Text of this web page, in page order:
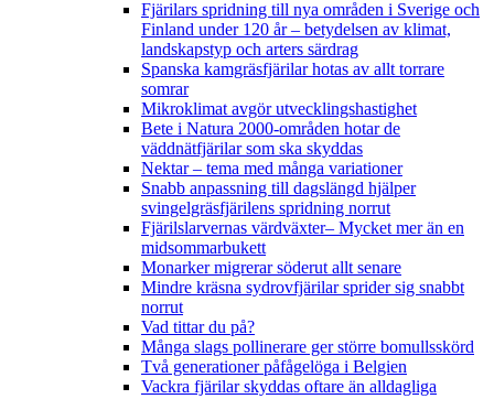
Fjärilars spridning till nya områden i Sverige och
Finland under 120 år– betydelsen av klimat,
landskapstyp och arters särdrag
Spanska kamgräsfjärilar hotas av allt torrare
somrar
Mikroklimat avgör utvecklingshastighet
Bete i Natura 2000-områden hotar de
väddnätfjärilar som ska skyddas
Nektar – tema med många variationer
Snabb anpassning till dagslängd hjälper
svingelgräsfjärilens spridning norrut
Fjärilslarvernas värdväxter– Mycket mer än en
midsommarbukett
Monarker migrerar söderut allt senare
Mindre kräsna sydrovfjärilar sprider sig snabbt
norrut
Vad tittar du på?
Många slags pollinerare ger större bomullsskörd
Två generationer påfågelöga i Belgien
Vackra fjärilar skyddas oftare än alldagliga